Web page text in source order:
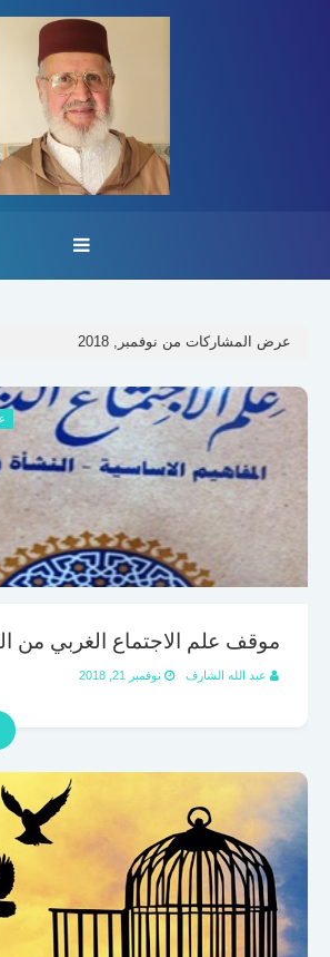
عرض المشاركات من نوفمبر, 2018
موقف علم الاجتماع الغربي من
عبد الله الشارف نوفمبر 21, 2018